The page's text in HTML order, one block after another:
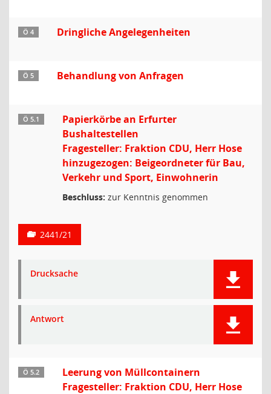
Ö 4 Dringliche Angelegenheiten
Ö 5 Behandlung von Anfragen
Ö 5.1
Papierkörbe an Erfurter
Bushaltestellen
Fragesteller: Fraktion CDU, Herr Hose
hinzugezogen: Beigeordneter für Bau,
Verkehr und Sport, Einwohnerin
Beschluss: zur Kenntnis genommen
2441/21
Drucksache
Antwort
Ö 5.2
Leerung von Müllcontainern
Fragesteller: Fraktion CDU, Herr Hose